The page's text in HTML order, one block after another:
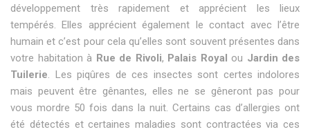
développement très rapidement et apprécient les lieux
tempérés. Elles apprécient également le contact avec l’être
humain et c’est pour cela qu’elles sont souvent présentes dans
votre habitation à Rue de Rivoli, Palais Royal ou Jardin des
Tuilerie. Les piqûres de ces insectes sont certes indolores
mais peuvent être gênantes, elles ne se gêneront pas pour
vous mordre 50 fois dans la nuit. Certains cas d’allergies ont
été détectés et certaines maladies sont contractées via ces